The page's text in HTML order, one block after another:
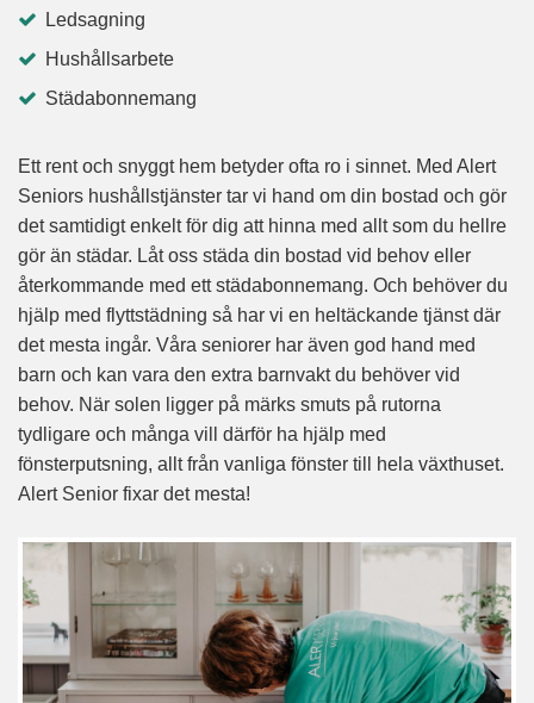
Ledsagning
Hushållsarbete
Städabonnemang
Ett rent och snyggt hem betyder ofta ro i sinnet. Med Alert
Seniors hushållstjänster tar vi hand om din bostad och gör
det samtidigt enkelt för dig att hinna med allt som du hellre
gör än städar. Låt oss städa din bostad vid behov eller
återkommande med ett städabonnemang. Och behöver du
hjälp med flyttstädning så har vi en heltäckande tjänst där
det mesta ingår. Våra seniorer har även god hand med
barn och kan vara den extra barnvakt du behöver vid
behov. När solen ligger på märks smuts på rutorna
tydligare och många vill därför ha hjälp med
fönsterputsning, allt från vanliga fönster till hela växthuset.
Alert Senior fixar det mesta!